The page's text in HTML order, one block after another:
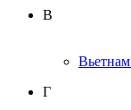
В
Вьетнам
Г